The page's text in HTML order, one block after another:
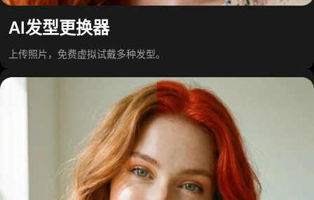
AI发型更换器
上传照片，免费虚拟试戴多种发型。